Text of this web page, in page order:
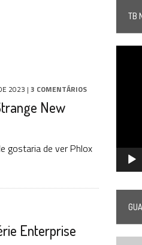
2023 | 3 COMENTÁRIOS
New
gostaria de ver Phlox
Enterprise
TB